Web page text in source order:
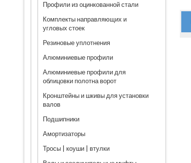
Профили из оцинкованной стали
Комплекты направляющих и
угловых стоек
Резиновые уплотнения
Алюминиевые профили
Алюминиевые профили для
облицовки полотна ворот
Кронштейны и шкивы для установки
валов
Подшипники
Амортизаторы
Тросы | коуши | втулки